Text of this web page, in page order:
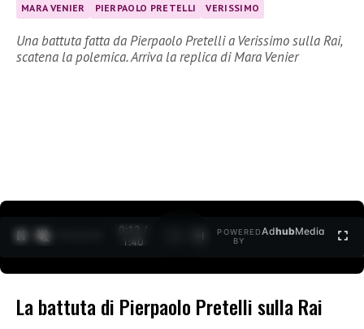
MARA VENIER PIERPAOLO PRETELLI VERISSIMO
Una battuta fatta da Pierpaolo Pretelli a Verissimo sulla Rai,
scatena la polemica. Arriva la replica di Mara Venier
0:12 /
1:40
POWERED
BY
AdhubMedia
La battuta di Pierpaolo Pretelli sulla Rai